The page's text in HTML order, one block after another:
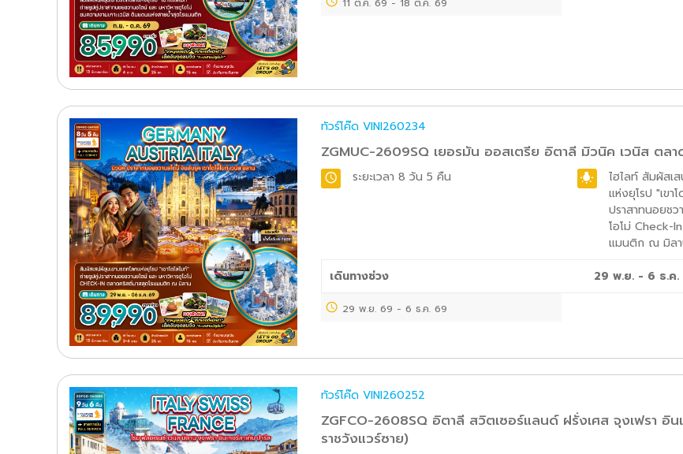
11 ต.ค. 69 - 18 ต.ค. 69
ทัวร์โค๊ดVINI260234
ZGMUC-2609SQ เยอรมัน ออสเตรีย อิตาลี มิวนิค เวนิส ตล
ระยะเวลา 8 วัน 5 คืน ไฮไลท์ สัมผัสเ
แห่งยุโรป "เขา
ปราสาทนอยชว
โอโม่ Check-
แมนติก ณ มิล
เดินทางช่วง
29 พ.ย. - 6 ธ.ค.
29 พ.ย. 69 -6 ธ.ค. 69
ทัวร์โค๊ดVINI260252
ZGFCO-2608SQ อิตาลี สวิตเซอร์แลนด์ ฝรั่งเศส จุงเฟรา อินเ
ราชวังแวร์ซาย)